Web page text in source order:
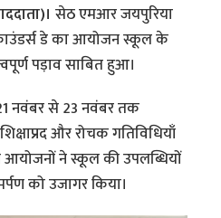
सेठ एमआर जयपुरिया
डे का आयोजन स्कूल के
पड़ाव साबित हुआ।
नवंबर से 23 नवंबर तक
और रोचक गतिविधियाँ
आयोजनों ने स्कूल की उपलब्धियों
को उजागर किया।